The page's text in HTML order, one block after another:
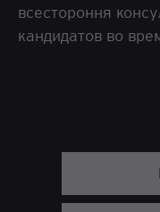
всестороння
кандидатов во